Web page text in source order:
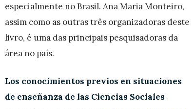
especialmente no Brasil. Ana Maria Monteiro,
assim como as outras três organizadoras deste
livro, é uma das principais pesquisadoras da
área no país.
Los conocimientos previos en situaciones
de enseñanza de las Ciencias Sociales